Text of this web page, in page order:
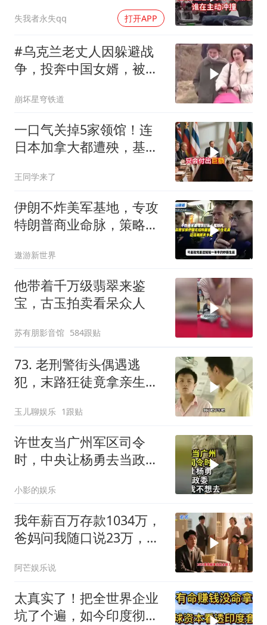
失我者永失qq 打开APP
#乌克兰老丈人因躲避战
争，投奔中国女婿，被眼
崩坏星穹铁道
一口气关掉5家领馆！连
日本加拿大都遭殃，基辛
王同学来了
伊朗不炸美军基地，专攻
特朗普商业命脉，策略高
遨游新世界
他带着千万级翡翠来鉴
宝，古玉拍卖看呆众人
苏有朋影音馆 584跟贴
73. 老刑警街头偶遇逃
犯，末路狂徒竟拿亲生儿
玉儿聊娱乐 1跟贴
许世友当广州军区司令
时，中央让杨勇去当政
小影的娱乐
我年薪百万存款1034万，
爸妈问我随口说23万，结
阿芒娱乐说
太真实了！把全世界企业
坑了个遍，如今印度彻底